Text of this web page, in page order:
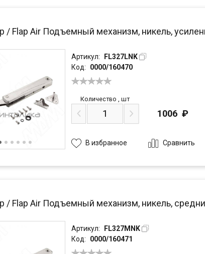
/ Flap Air Подъемный механизм, никель,
Артикул:
FL327LNK
Код:
0000/160470
Количество ,шт
1006 ₽
В избранное Сравнить
/ Flap Air Подъемный механизм, никель,
Артикул:
FL327MNK
Код:
0000/160471